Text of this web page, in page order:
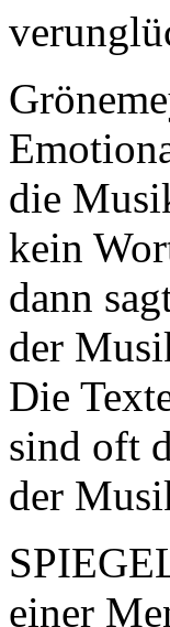
die
kein
dann
der
Die
sind oft
der
einer